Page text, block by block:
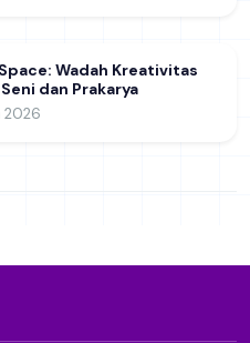
Wadah Kreativitas
dan Prakarya
2026